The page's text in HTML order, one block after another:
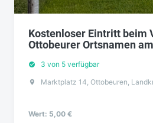
Kostenloser Eintritt beim
Ottobeurer Ortsnamen
3 von 5 verfügbar
Marktplatz 14, Ottobeuren,
Wert: 5,00 €